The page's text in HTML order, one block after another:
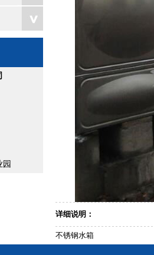
详细说明：
不锈钢水箱